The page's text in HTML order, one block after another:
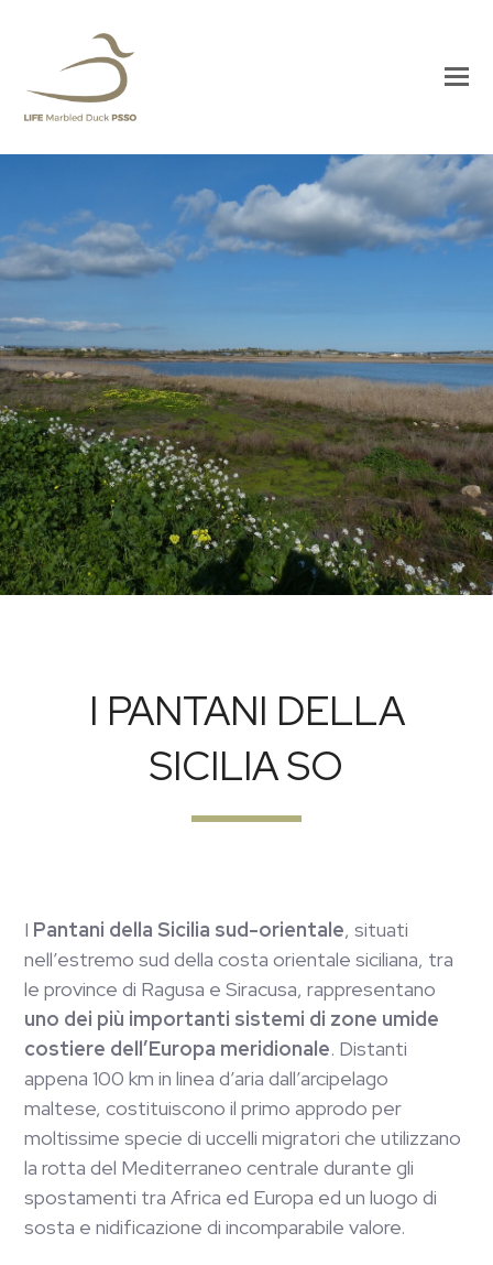
I PANTANI DELLA
SICILIA SO
I Pantani della Sicilia sud-orientale, situati
nell’estremo sud della costa orientale siciliana, tra
le province di Ragusa e Siracusa, rappresentano
uno dei più importanti sistemi di zone umide
costiere dell’Europa meridionale. Distanti
appena 100 km in linea d’aria dall’arcipelago
maltese, costituiscono il primo approdo per
moltissime specie di uccelli migratori che utilizzano
la rotta del Mediterraneo centrale durante gli
spostamenti tra Africa ed Europa ed un luogo di
sosta e nidificazione di incomparabile valore.